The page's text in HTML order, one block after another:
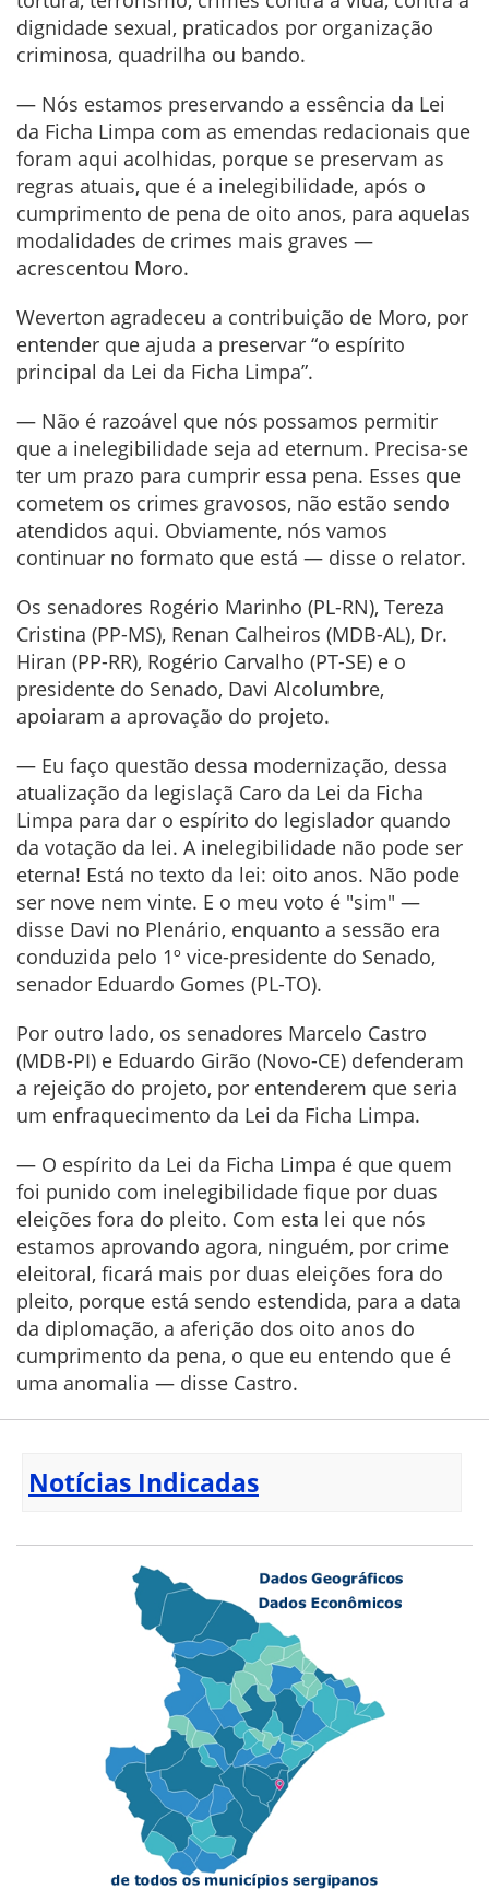
dignidade sexual, praticados por organização
criminosa, quadrilha ou bando.
— Nós estamos preservando a essência da Lei
da Ficha Limpa com as emendas redacionais que
foram aqui acolhidas, porque se preservam as
regras atuais, que é a inelegibilidade, após o
cumprimento de pena de oito anos, para aquelas
modalidades de crimes mais graves —
acrescentou Moro.
Weverton agradeceu a contribuição de Moro, por
entender que ajuda a preservar “o espírito
principal da Lei da Ficha Limpa”.
— Não é razoável que nós possamos permitir
que a inelegibilidade seja ad eternum. Precisa-se
ter um prazo para cumprir essa pena. Esses que
cometem os crimes gravosos, não estão sendo
atendidos aqui. Obviamente, nós vamos
continuar no formato que está — disse o relator.
Os senadores Rogério Marinho (PL-RN), Tereza
Cristina (PP-MS), Renan Calheiros (MDB-AL), Dr.
Hiran (PP-RR), Rogério Carvalho (PT-SE) e o
presidente do Senado, Davi Alcolumbre,
apoiaram a aprovação do projeto.
— Eu faço questão dessa modernização, dessa
atualização da legislaçã Caro da Lei da Ficha
Limpa para dar o espírito do legislador quando
da votação da lei. A inelegibilidade não pode ser
eterna! Está no texto da lei: oito anos. Não pode
ser nove nem vinte. E o meu voto é "sim" —
disse Davi no Plenário, enquanto a sessão era
conduzida pelo 1º vice-presidente do Senado,
senador Eduardo Gomes (PL-TO).
Por outro lado, os senadores Marcelo Castro
(MDB-PI) e Eduardo Girão (Novo-CE) defenderam
a rejeição do projeto, por entenderem que seria
um enfraquecimento da Lei da Ficha Limpa.
— O espírito da Lei da Ficha Limpa é que quem
foi punido com inelegibilidade fique por duas
eleições fora do pleito. Com esta lei que nós
estamos aprovando agora, ninguém, por crime
eleitoral, ficará mais por duas eleições fora do
pleito, porque está sendo estendida, para a data
da diplomação, a aferição dos oito anos do
cumprimento da pena, o que eu entendo que é
uma anomalia — disse Castro.
Notícias Indicadas